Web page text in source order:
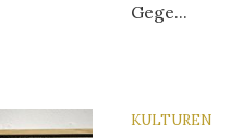
Gege...
KULTUREN